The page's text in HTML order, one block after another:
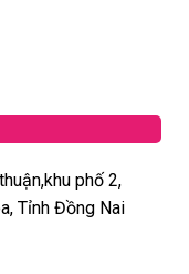
phố 2,
Tỉnh Đồng Nai